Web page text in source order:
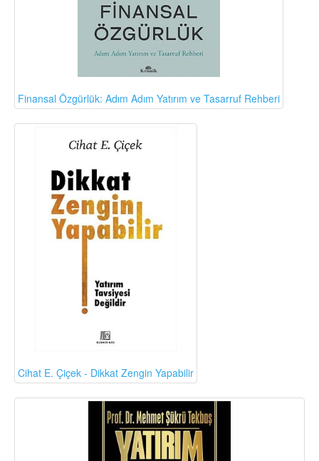
Finansal Özgürlük: Adım Adım Yatırım ve Tasarruf Rehberi
Cihat E. Çiçek - Dikkat Zengin Yapabilir